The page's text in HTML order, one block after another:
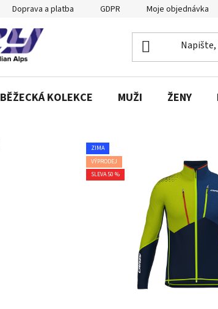
Doprava a platba GDPR Moje objednávka
BĚŽECKÁ KOLEKCE MUŽI ŽENY
ZIMA
VÝPRODEJ
SLEVA 50 %